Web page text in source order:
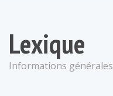
Lexique
Informations générales